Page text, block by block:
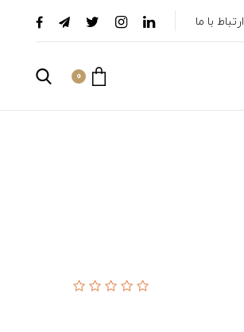
ارتباط با ما
0